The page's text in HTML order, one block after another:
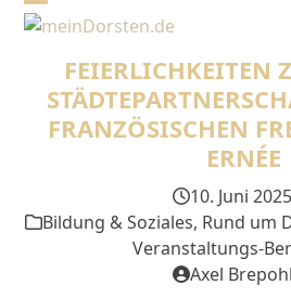
SkipOpen
mobile
menu
Close
mobile
menu
FEIERLICHKEITEN
FRANZÖSISCHEN
ERNÉE
10. Juni 2025
Bildung & Soziales, Rund um
Veranstaltungs-
Axel Brepohl